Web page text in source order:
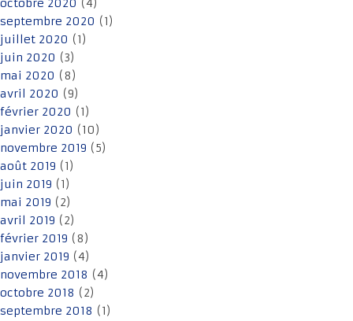
octobre 2020 (4)
septembre 2020 (1)
juillet 2020 (1)
juin 2020 (3)
mai 2020 (8)
avril 2020 (9)
février 2020 (1)
janvier 2020 (10)
novembre 2019 (5)
août 2019 (1)
juin 2019 (1)
mai 2019 (2)
avril 2019 (2)
février 2019 (8)
janvier 2019 (4)
novembre 2018 (4)
octobre 2018 (2)
septembre 2018 (1)